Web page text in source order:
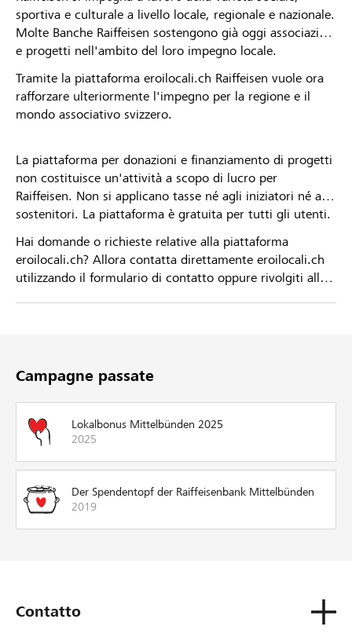
sportiva e culturale a livello locale, regionale e nazionale.
Molte Banche Raiffeisen sostengono già oggi associazioni
e progetti nell'ambito del loro impegno locale.
Tramite la piattaforma eroilocali.ch Raiffeisen vuole ora
rafforzare ulteriormente l'impegno per la regione e il
mondo associativo svizzero.
La piattaforma per donazioni e finanziamento di progetti
non costituisce un'attività a scopo di lucro per
Raiffeisen. Non si applicano tasse né agli iniziatori né ai
sostenitori. La piattaforma è gratuita per tutti gli utenti.
Hai domande o richieste relative alla piattaforma
eroilocali.ch? Allora contatta direttamente eroilocali.ch
utilizzando il formulario di contatto oppure rivolgiti alla
Campagne passate
Lokalbonus Mittelbünden 2025
2025
Der Spendentopf der Raiffeisenbank Mittelbünden
2019
Contatto